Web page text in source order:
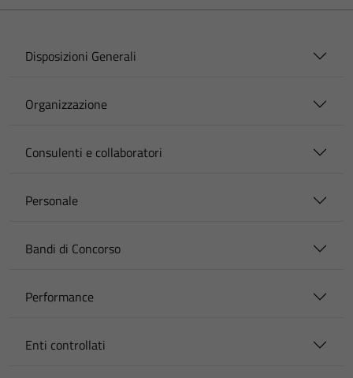
Disposizioni Generali
Organizzazione
Consulenti e collaboratori
Personale
Bandi di Concorso
Performance
Enti controllati